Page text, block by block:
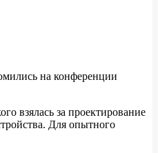
на конференции
взялась за проектирование
Для опытного